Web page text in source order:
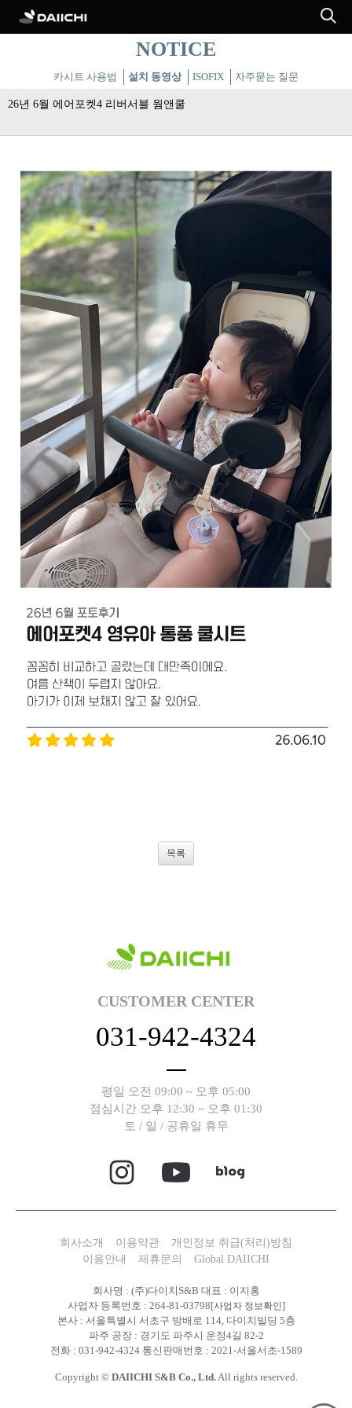
NOTICE
카시트 사용법 설치 동영상 ISOFIX 자주묻는 질문
26년 6월 에어포켓4 리버서블 웜앤쿨
목록
CUSTOMER CENTER
031-942-4324
평일 오전 09:00 ~ 오후 05:00
점심시간 오후 12:30 ~ 오후 01:30
토 / 일 / 공휴일 휴무
회사소개 이용약관
개인정보 취급(처리)방침
이용안내
제휴문의 Global DAIICHI
회사명 : (주)다이치S&B 대표 : 이지홍
사업자 등록번호 : 264-81-03798[사업자 정보확인]
본사 : 서울특별시 서초구 방배로 114, 다이치빌딩 5층
파주 공장 : 경기도 파주시 운정4길 82-2
전화 : 031-942-4324 통신판매번호 : 2021-서울서초-1589
Copyright © DAIICHI S&B Co., Ltd.All rights reserved.